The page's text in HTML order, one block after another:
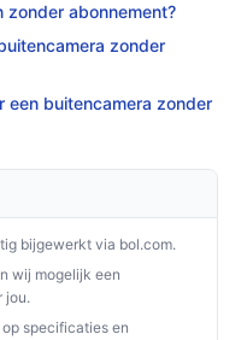
zonder abonnement?
zonder
een buitencamera zonder
bijgewerkt via bol.com.
wij mogelijk een
jou.
specificaties en